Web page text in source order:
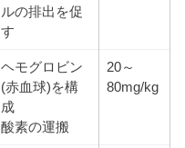
ルの排出を促
す
ヘモグロビン
(赤血球)を構
成
酸素の運搬
20～
80mg/kg